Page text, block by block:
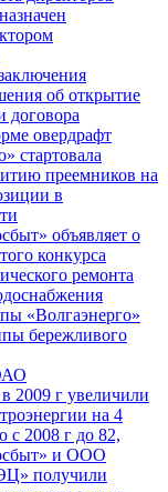
об открытие
договора
овердрафт
стартовала
преемников на
в
объявляет о
конкурса
ремонта
«Волгаэнерго»
бережливого
2009 г увеличили
на 4
с 2008 г до 82,
и ООО
получили